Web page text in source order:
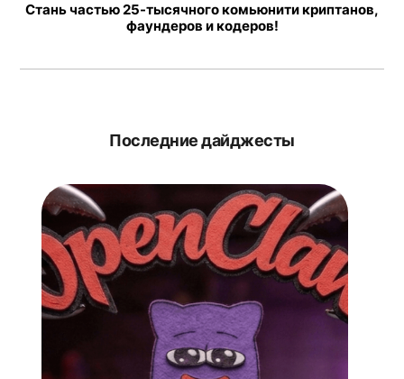
Стань частью 25-тысячного комьюнити криптанов,
фаундеров и кодеров!
Последние дайджесты